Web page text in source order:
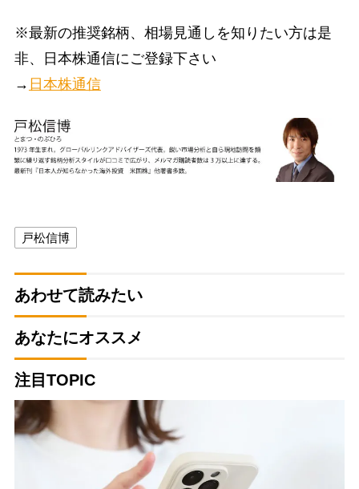
※最新の推奨銘柄、相場見通しを知りたい方は是
非、日本株通信にご登録下さい
→ 日本株通信
戸松信博
あわせて読みたい
あなたにオススメ
注目TOPIC